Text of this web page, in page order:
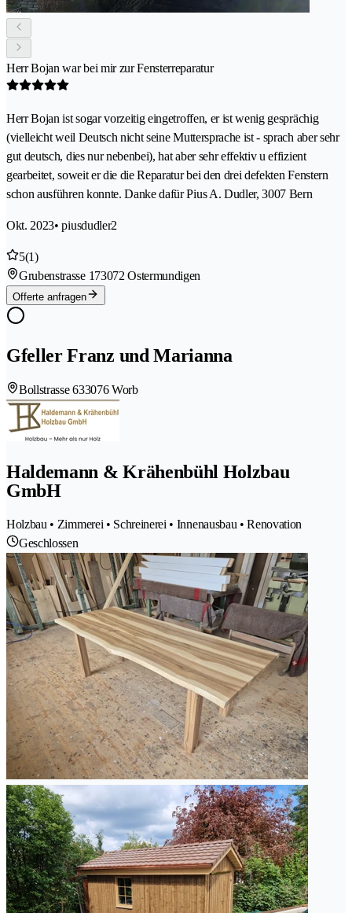
Herr Bojan war bei mir zur Fensterreparatur
Herr Bojan ist sogar vorzeitig eingetroffen, er ist wenig gesprächig
(vielleicht weil Deutsch nicht seine Muttersprache ist - sprach aber sehr
gut deutsch, dies nur nebenbei), hat aber sehr effektiv u effizient
gearbeitet, soweit er die die Reparatur bei den drei defekten Fenstern
schon ausführen konnte. Danke dafür Pius A. Dudler, 3007 Bern
Okt. 2023• piusdudler2
5(1)
Grubenstrasse 173072 Ostermundigen
Offerte anfragen
Gfeller Franz und Marianna
Bollstrasse 633076 Worb
Haldemann & Krähenbühl Holzbau
GmbH
Holzbau • Zimmerei • Schreinerei • Innenausbau • Renovation
Geschlossen